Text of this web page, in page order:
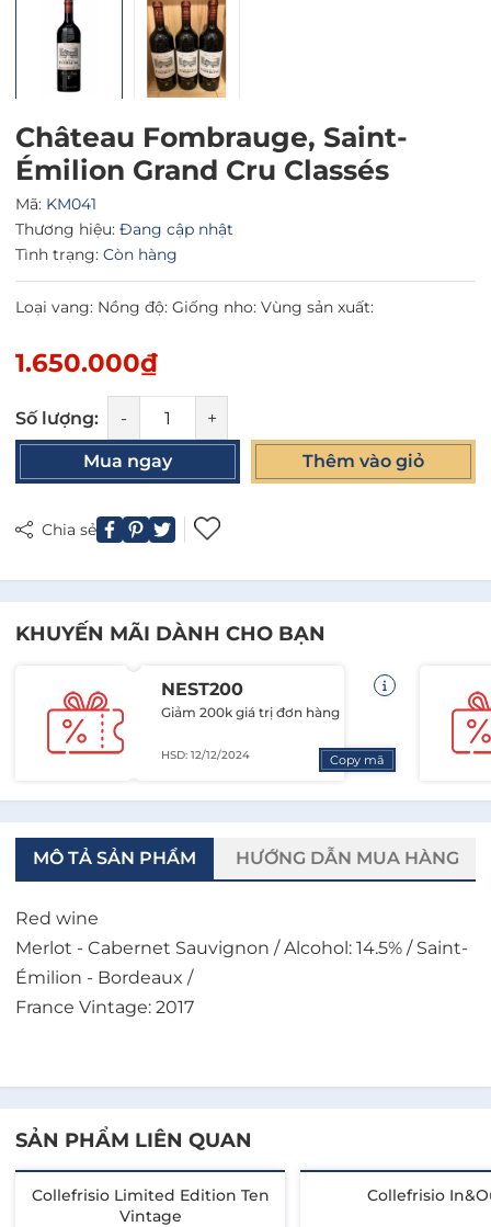
Château Fombrauge, Saint-
Émilion Grand Cru Classés
Mã: KM041
Thương hiệu: Đang cập nhật
Tình trạng: Còn hàng
Loại vang: Nồng độ: Giống nho: Vùng sản xuất:
1.650.000₫
Số lượng: - +
Mua ngay Thêm vào giỏ
Chia sẻ
KHUYẾN MÃI DÀNH CHO BẠN
NEST200
Giảm 200k giá trị đơn hàng
HSD: 12/12/2024 Copy mã
MÔ TẢ SẢN PHẨM HƯỚNG DẪN MUA HÀNG
Red wine
Merlot - Cabernet Sauvignon / Alcohol: 14.5% / Saint-
Émilion - Bordeaux /
France Vintage: 2017
SẢN PHẨM LIÊN QUAN
Collefrisio Limited Edition Ten
Vintage
Collefrisio